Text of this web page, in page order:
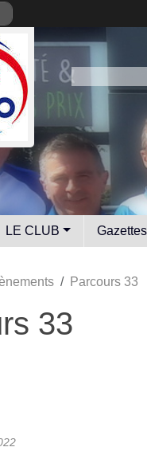
LE CLUB Gazettes
Parcours 33
33
cookies